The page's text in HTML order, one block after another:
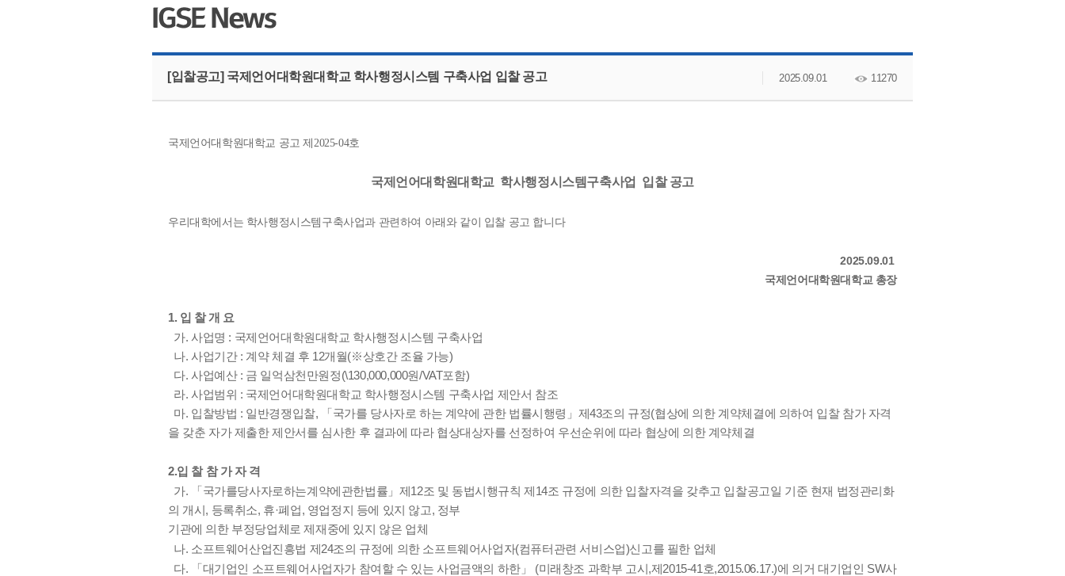
[입찰공고] 국제언어대학원대학교 학사행정시스템 구축사업 입찰 공고 2025.09.01 11270
국제언어대학원대학교 공고 제2025-04호
국제언어대학원대학교 학사행정시스템구축사업 입찰 공고
우리대학에서는 학사행정시스템구축사업과 관련하여 아래와 같이 입찰 공고 합니다
2025.09.01
국제언어대학원대학교 총장
1. 입 찰 개 요
가. 사업명 : 국제언어대학원대학교 학사행정시스템 구축사업
나. 사업기간 : 계약 체결 후 12개월(※상호간 조율 가능)
다. 사업예산 : 금 일억삼천만원정(\130,000,000원/VAT포함)
라. 사업범위 : 국제언어대학원대학교 학사행정시스템 구축사업 제안서 참조
마. 입찰방법 : 일반경쟁입찰, 「국가를 당사자로 하는 계약에 관한 법률시행령」제43조의 규정(협상에 의한 계약체결에 의하여 입찰 참가 자격
을 갖춘 자가 제출한 제안서를 심사한 후 결과에 따라 협상대상자를 선정하여 우선순위에 따라 협상에 의한 계약체결
2.입 찰 참 가 자 격
가. 「국가를당사자로하는계약에관한법률」제12조 및 동법시행규칙 제14조 규정에 의한 입찰자격을 갖추고 입찰공고일 기준 현재 법정관리화
의 개시, 등록취소, 휴·폐업, 영업정지 등에 있지 않고, 정부
기관에 의한 부정당업체로 제재중에 있지 않은 업체
나. 소프트웨어산업진흥법 제24조의 규정에 의한 소프트웨어사업자(컴퓨터관련 서비스업)신고를 필한 업체
다. 「대기업인 소프트웨어사업자가 참여할 수 있는 사업금액의 하한」 (미래창조 과학부 고시,제2015-41호,2015.06.17.)에 의거 대기업인 SW사